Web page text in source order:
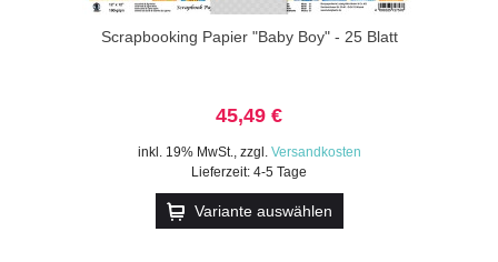
Scrapbooking Papier "Baby Boy" - 25 Blatt
45,49 €
inkl. 19% MwSt., zzgl. Versandkosten
Lieferzeit: 4-5 Tage
Variante auswählen